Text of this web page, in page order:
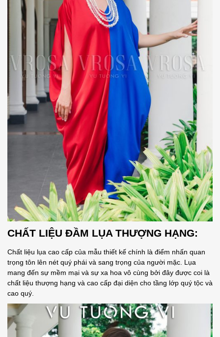
CHẤT LIỆU ĐẦM LỤA THƯỢNG HẠNG:
Chất liệu lụa cao cấp của mẫu thiết kế chính là điểm nhấn quan
trọng tôn lên nét quý phái và sang trọng của người mặc. Lụa
mang đến sự mềm mại và sự xa hoa vô cùng bởi đây được coi là
chất liệu thượng hạng và cao cấp đại diện cho tầng lớp quý tộc và
cao quý.